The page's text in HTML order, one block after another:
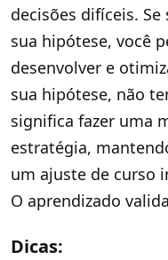
decisões difíceis.
sua hipótese, você
desenvolver e
sua hipótese, não
significa fazer uma
estratégia,
um ajuste de curso
O aprendizado
Dicas: